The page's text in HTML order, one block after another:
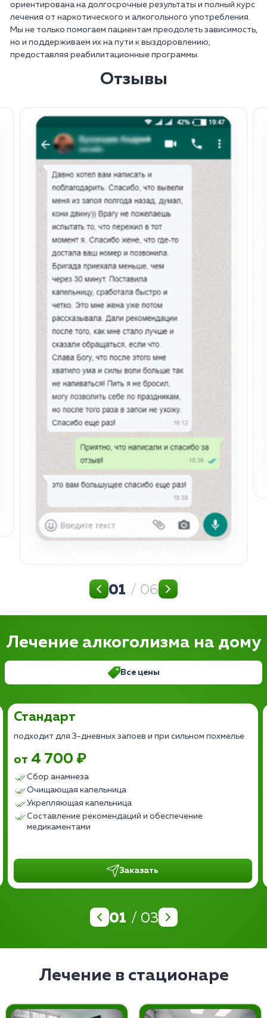
ориентирована на долгосрочные результаты и полный курс
лечения от наркотического и алкогольного употребления.
Мы не только помогаем пациентам преодолеть зависимость,
но и поддерживаем их на пути к выздоровлению,
предоставляя реабилитационные программы.
Отзывы
01 / 06
Лечение алкоголизма на дому
Все цены
Стандарт
подходит для 3-дневных запоев и при сильном похмелье
от 4 700 ₽
Сбор анамнеза
Очищающая капельница
Укрепляющая капельница
Составление рекомендаций и обеспечение
медикаментами
Заказать
01 / 03
Лечение в стационаре